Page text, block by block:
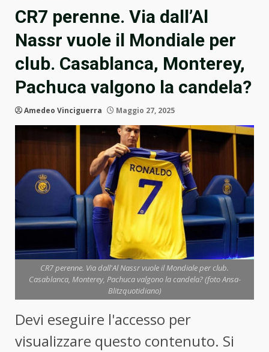
CR7 perenne. Via dall’Al
Nassr vuole il Mondiale per
club. Casablanca, Monterey,
Pachuca valgono la candela?
Amedeo Vinciguerra Maggio 27, 2025
CR7 perenne. Via dall'Al Nassr vuole il Mondiale per club.
Casablanca, Monterey, Pachuca valgono la candela? (foto Ansa-
Blitzquotidiano)
Devi eseguire l'accesso per
visualizzare questo contenuto. Si